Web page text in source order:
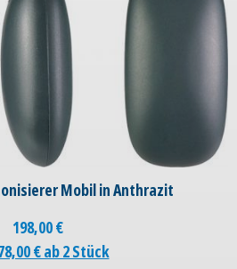
Mobil in Anthrazit
198,00€
€ ab 2 Stück